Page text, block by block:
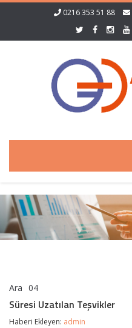
0216 353 51 88
Ara 04
Teşvikler
için
Süresi Uzatılan Teşvikler
Haberi Ekleyen: admin